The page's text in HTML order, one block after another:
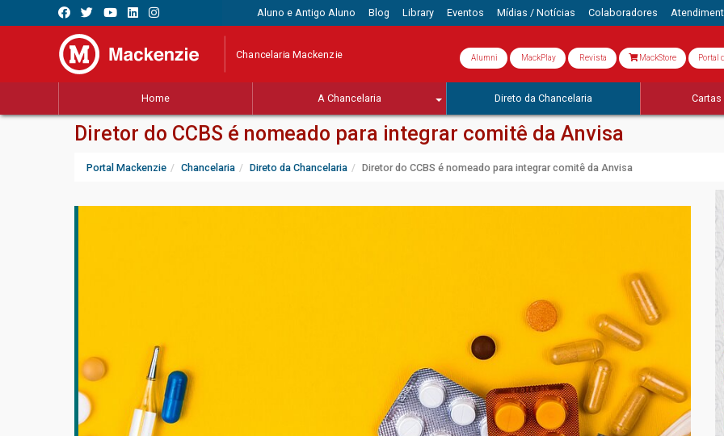
Aluno e Antigo Aluno Blog Library Eventos Mídias / Notícias Colaboradores
Chancelaria Mackenzie Alumni MackPlay Revista MackStore Portal
Home A Chancelaria Direto da Chancelaria Cartas
Diretor do CCBS é nomeado para integrar comitê da Anvisa
Portal Mackenzie Chancelaria Direto da Chancelaria Diretor do CCBS é nomeado para integrar comitê da Anvisa